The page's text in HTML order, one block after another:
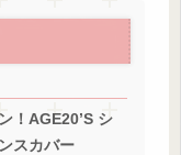
！AGE20’S シ
スカバー